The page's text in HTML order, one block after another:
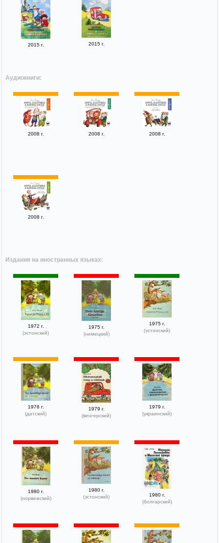
2015 г. 2015 г.
Аудиокниги:
2008 г. 2008 г. 2008 г.
2008 г.
Издания на иностранных языках:
1972 г.
(эстонский)
1975 г.
(немецкий)
1975 г.
(эстонский)
1976 г.
(датский)
1979 г.
(венгерский)
1979 г.
(украинский)
1980 г.
(норвежский)
1980 г.
(эстонский)
1980 г.
(болгарский)